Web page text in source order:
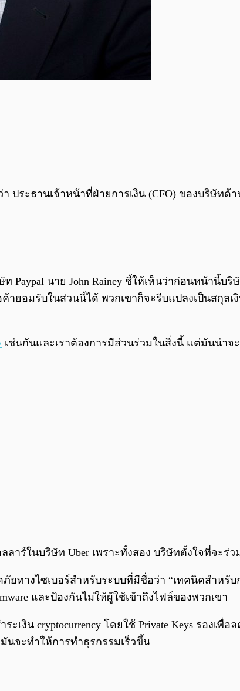
ประธานเจ้าหน้าที่ฝ่ายการเงิน (CFO) ของบริษัทด้
Paypal นาย John Rainey ชี้ให้เห็นว่าก่อนหน้านี้
ยอมรับในส่วนนี้ได้ พวกเขาก็จะรีบแปลงเป็นสกุลเ
เช่นกันและเราต้องการมีส่วนร่วมในสิ่งนี้ แต่มันน่าจ
ลลาร์ในบริษัท Uber เพราะทั้งสอง บริษัทตั้งใจที่จะ
ยทางไซเบอร์สำหรับระบบที่มีชื่อว่า “เทคนิคสำหรับ
และป้องกันไม่ให้ผู้ใช้เข้าถึงไฟล์ของพวกเขา
เงิน cryptocurrency โดยใช้ Private Keys รองเ
มันจะทำให้การทำธุรกรรมเร็วขึ้น